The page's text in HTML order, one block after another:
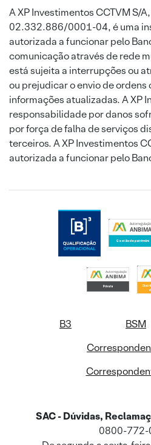
A XP Investimentos CCTVM S/
02.332.886/0001-04, é uma
autorizada a funcionar pelo
comunicação através de rede
está sujeita a interrupções ou
ou prejudicar o envio de ordens
informações atualizadas. A XP
responsabilidade por danos
por força de falha de serviços
terceiros. A XP Investimentos
autorizada a funcionar pelo
B3 BSM
SAC - Dúvidas,
0800-772-